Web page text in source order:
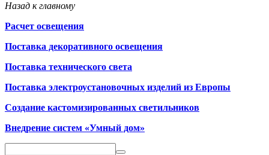
Назад к главному
Расчет освещения
Поставка декоративного освещения
Поставка технического света
Поставка электроустановочных изделий из Европы
Создание кастомизированных светильников
Внедрение систем «Умный дом»